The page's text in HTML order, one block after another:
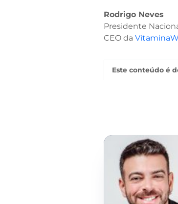
Rodrigo Neves
Presidente
CEO da
Este conteúdo é